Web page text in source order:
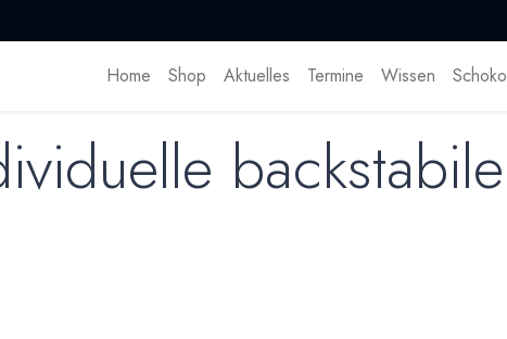
Home Shop Aktuelles Termine Wissen
backstabile